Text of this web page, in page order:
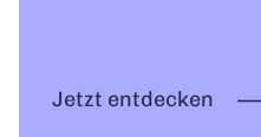
Jetzt entdecken